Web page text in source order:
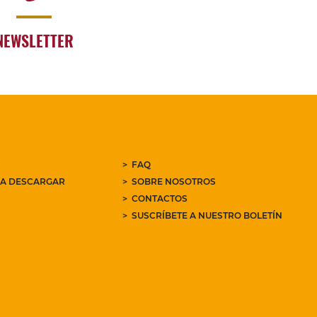
DESCARGAR
FAQ
SOBRE NOSOTROS
CONTACTOS
SUSCRÍBETE A NUESTRO BOLETÍN